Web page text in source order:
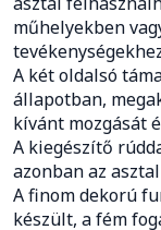
műhelyekben
A két oldalsó
állapotban,
kívánt mozgását
A kiegészítő
azonban az
A finom dekorú
készült, a fém